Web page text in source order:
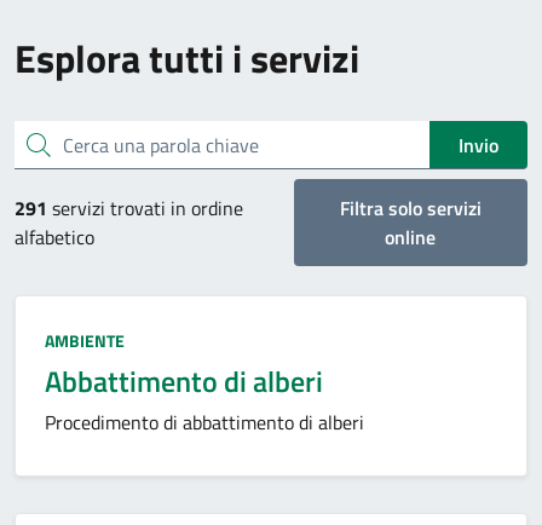
Esplora tutti i servizi
Cerca una parola chiave Invio
291 servizi trovati in ordine
alfabetico
Filtra solo servizi
online
Categoria:
AMBIENTE
Abbattimento di alberi
Procedimento di abbattimento di alberi